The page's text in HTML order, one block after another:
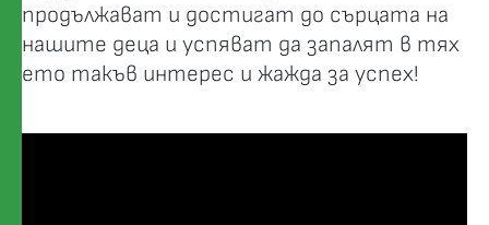
продължават и достигат до сърцата на
нашите деца и успяват да запалят в тях
ето такъв интерес и жажда за успех!